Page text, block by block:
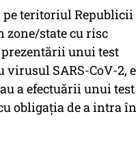
pe teritoriul Republicii
zone/state cu risc
unui test
SARS-CoV-2,
a efectuării unui test
obligația de a intra în